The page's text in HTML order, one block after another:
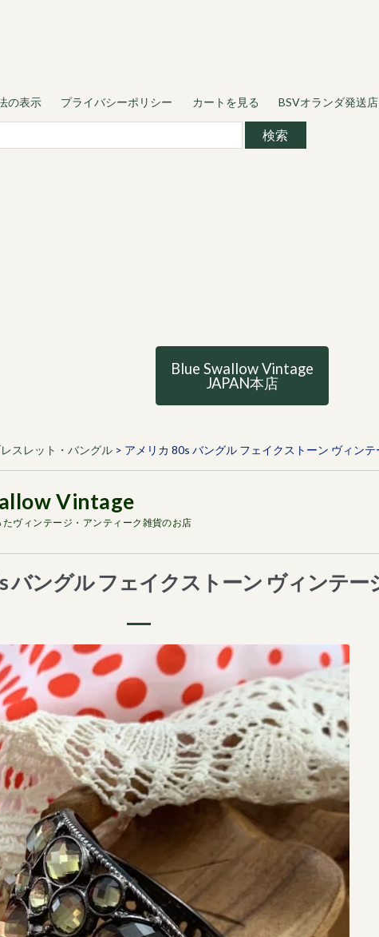
の表示 プライバシーポリシー カートを見る BSVオランダ発送店
Blue Swallow Vintage
JAPAN本店
スレット・バングル> アメリカ 80s バングル フェイクストーン ヴィンテ
ヴィンテージ・アンティーク雑貨のお店
バングル フェイクストーン ヴィンテー